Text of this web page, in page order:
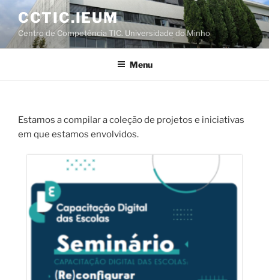
Saltar
conteúdo
CCTIC.IEUM
Centro de Competência TIC. Universidade do Minho
Menu
Estamos a compilar a coleção de projetos e iniciativas
em que estamos envolvidos.